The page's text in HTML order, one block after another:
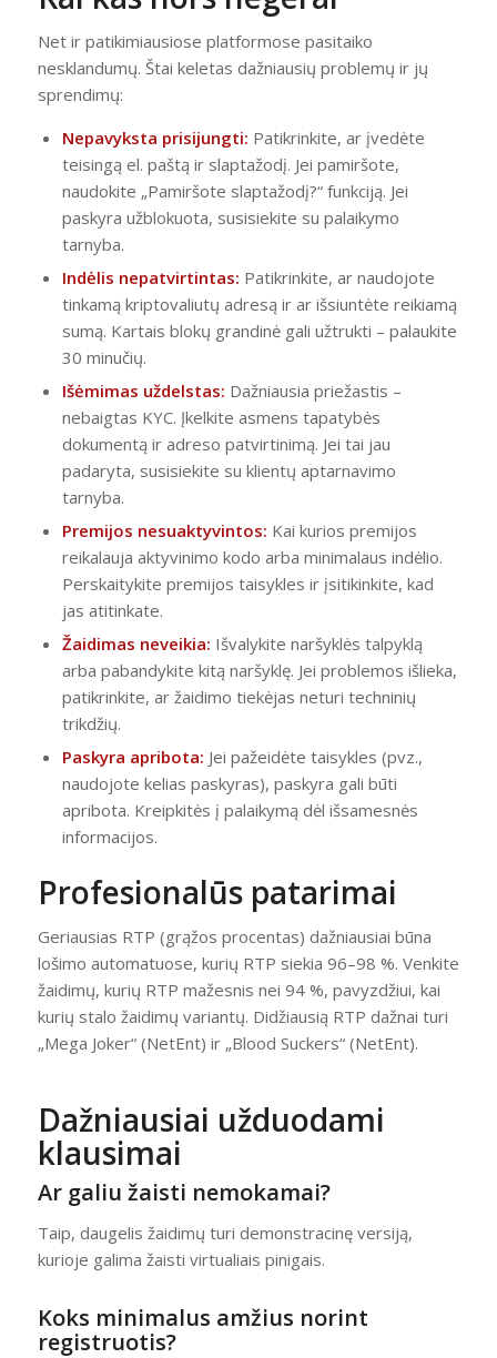
Net ir patikimiausiose platformose pasitaiko
nesklandumų. Štai keletas dažniausių problemų ir jų
sprendimų:
Nepavyksta prisijungti: Patikrinkite, ar įvedėte
teisingą el. paštą ir slaptažodį. Jei pamiršote,
naudokite „Pamiršote slaptažodį?“ funkciją. Jei
paskyra užblokuota, susisiekite su palaikymo
tarnyba.
Indėlis nepatvirtintas: Patikrinkite, ar naudojote
tinkamą kriptovaliutų adresą ir ar išsiuntėte reikiamą
sumą. Kartais blokų grandinė gali užtrukti – palaukite
30 minučių.
Išėmimas uždelstas: Dažniausia priežastis –
nebaigtas KYC. Įkelkite asmens tapatybės
dokumentą ir adreso patvirtinimą. Jei tai jau
padaryta, susisiekite su klientų aptarnavimo
tarnyba.
Premijos nesuaktyvintos: Kai kurios premijos
reikalauja aktyvinimo kodo arba minimalaus indėlio.
Perskaitykite premijos taisykles ir įsitikinkite, kad
jas atitinkate.
Žaidimas neveikia: Išvalykite naršyklės talpyklą
arba pabandykite kitą naršyklę. Jei problemos išlieka,
patikrinkite, ar žaidimo tiekėjas neturi techninių
trikdžių.
Paskyra apribota: Jei pažeidėte taisykles (pvz.,
naudojote kelias paskyras), paskyra gali būti
apribota. Kreipkitės į palaikymą dėl išsamesnės
informacijos.
Profesionalūs patarimai
Geriausias RTP (grąžos procentas) dažniausiai būna
lošimo automatuose, kurių RTP siekia 96–98 %. Venkite
žaidimų, kurių RTP mažesnis nei 94 %, pavyzdžiui, kai
kurių stalo žaidimų variantų. Didžiausią RTP dažnai turi
„Mega Joker“ (NetEnt) ir „Blood Suckers“ (NetEnt).
Dažniausiai užduodami
klausimai
Ar galiu žaisti nemokamai?
Taip, daugelis žaidimų turi demonstracinę versiją,
kurioje galima žaisti virtualiais pinigais.
Koks minimalus amžius norint
registruotis?